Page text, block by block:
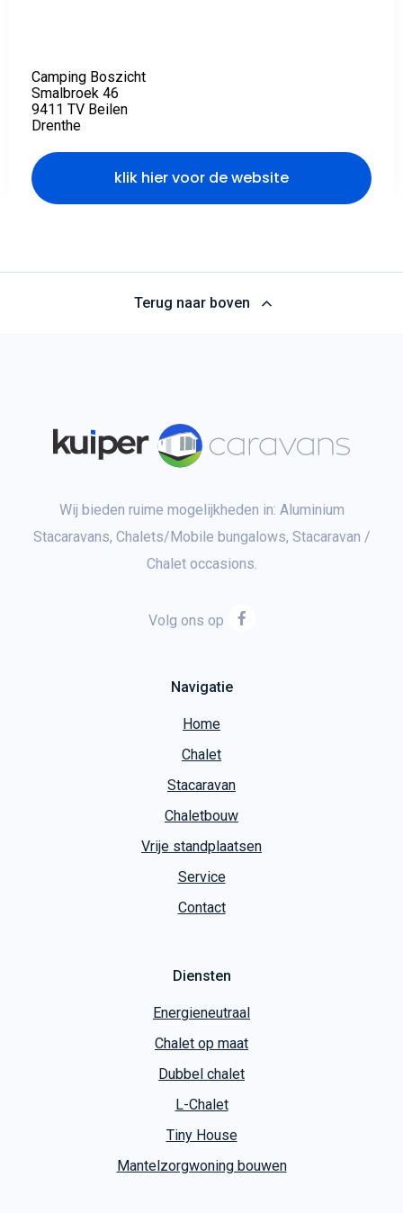
Camping Boszicht
Smalbroek 46
9411 TV Beilen
Drenthe
klik hier voor de website
Terug naar boven
Wij bieden ruime mogelijkheden in: Aluminium
Stacaravans, Chalets/Mobile bungalows, Stacaravan /
Chalet occasions.
Volg ons op
Navigatie
Home
Chalet
Stacaravan
Chaletbouw
Vrije standplaatsen
Service
Contact
Diensten
Energieneutraal
Chalet op maat
Dubbel chalet
L-Chalet
Tiny House
Mantelzorgwoning bouwen